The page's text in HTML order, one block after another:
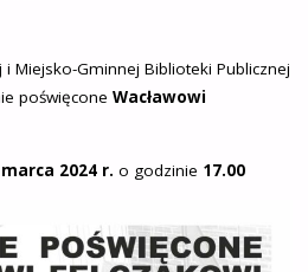
Miejsko-Gminnej Biblioteki Publicznej
poświęcone Wacławowi
2024 r. o godzinie 17.00